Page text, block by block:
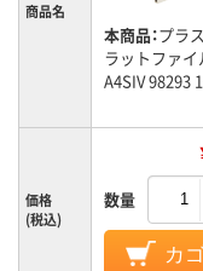
商品名
本商品：プラ
ラットファイ
A4SIV 98293
価格
(税込)
数量
カ